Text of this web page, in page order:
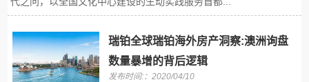
瑞铂全球瑞铂海外房产洞察:澳洲询盘
数量暴增的背后逻辑
发布时间:：2020/04/10